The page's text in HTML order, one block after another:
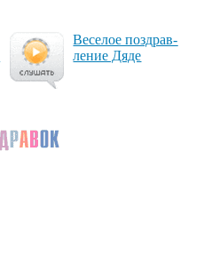
Ве­се­лое поз­драв­
ле­ние Дя­де